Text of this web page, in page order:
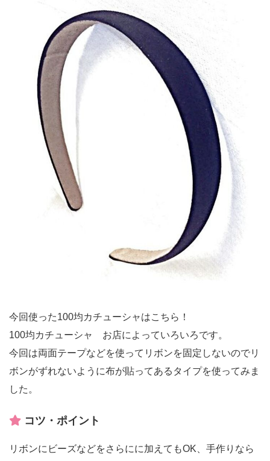
今回使った100均カチューシャはこちら！
100均カチューシャ お店によっていろいろです。
今回は両面テープなどを使ってリボンを固定しないのでリ
ボンがずれないように布が貼ってあるタイプを使ってみま
した。
コツ・ポイント
リボンにビーズなどをさらにに加えてもOK、手作りなら